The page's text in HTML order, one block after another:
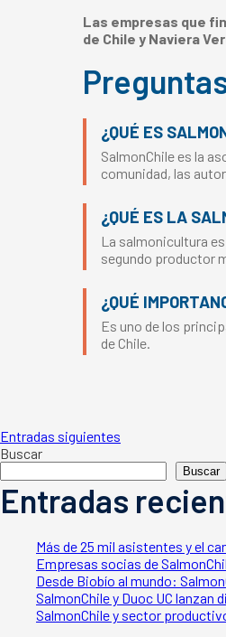
Las empresas que
de Chile y Naviera
¿QUÉ ES
SalmonChile es la
comunidad, las
¿QUÉ ES LA
La salmonicultura
segundo productor
¿QUÉ
Es uno de los
de Chile.
Navegación
de
entradas
Entradas siguientes
Buscar
Buscar
Entradas
Más de 25 mil asistentes y el
Empresas socias de
Desde Biobío al mundo:
SalmonChile y Duoc UC lanzan
SalmonChile y sector